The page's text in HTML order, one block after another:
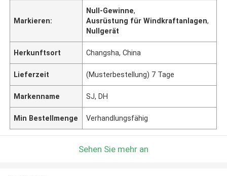
Markieren:
Null-Gewinne,
Ausrüstung für Windkraftanlagen,
Nullgerät
Herkunftsort Changsha, China
Lieferzeit (Musterbestellung) 7 Tage
Markenname SJ, DH
Min Bestellmenge Verhandlungsfähig
Sehen Sie mehr an